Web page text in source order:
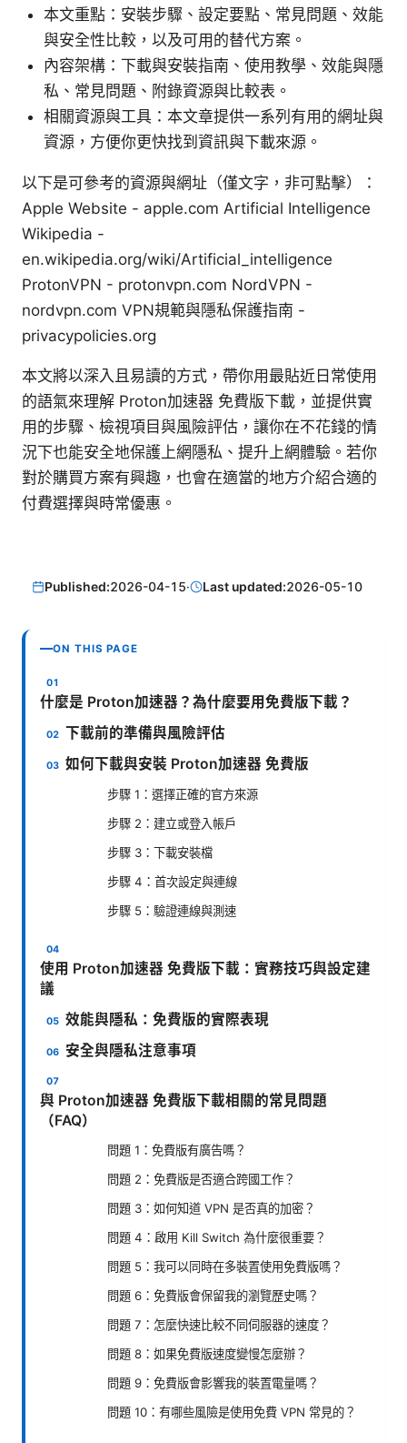
本文重點：安裝步驟、設定要點、常見問題、效能
與安全性比較，以及可用的替代方案。
內容架構：下載與安裝指南、使用教學、效能與隱
私、常見問題、附錄資源與比較表。
相關資源與工具：本文章提供一系列有用的網址與
資源，方便你更快找到資訊與下載來源。
以下是可參考的資源與網址（僅文字，非可點擊）：
Apple Website - apple.com Artificial Intelligence
Wikipedia -
en.wikipedia.org/wiki/Artificial_intelligence
ProtonVPN - protonvpn.com NordVPN -
nordvpn.com VPN規範與隱私保護指南 -
privacypolicies.org
本文將以深入且易讀的方式，帶你用最貼近日常使用
的語氣來理解 Proton加速器 免費版下載，並提供實
用的步驟、檢視項目與風險評估，讓你在不花錢的情
況下也能安全地保護上網隱私、提升上網體驗。若你
對於購買方案有興趣，也會在適當的地方介紹合適的
付費選擇與時常優惠。
Published:2026-04-15· Last updated:2026-05-10
ON THIS PAGE
什麼是 Proton加速器？為什麼要用免費版下載？
下載前的準備與風險評估
如何下載與安裝 Proton加速器 免費版
步驟 1：選擇正確的官方來源
步驟 2：建立或登入帳戶
步驟 3：下載安裝檔
步驟 4：首次設定與連線
步驟 5：驗證連線與測速
使用 Proton加速器 免費版下載：實務技巧與設定建
議
效能與隱私：免費版的實際表現
安全與隱私注意事項
與 Proton加速器 免費版下載相關的常見問題
（FAQ）
問題 1：免費版有廣告嗎？
問題 2：免費版是否適合跨國工作？
問題 3：如何知道 VPN 是否真的加密？
問題 4：啟用 Kill Switch 為什麼很重要？
問題 5：我可以同時在多裝置使用免費版嗎？
問題 6：免費版會保留我的瀏覽歷史嗎？
問題 7：怎麼快速比較不同伺服器的速度？
問題 8：如果免費版速度變慢怎麼辦？
問題 9：免費版會影響我的裝置電量嗎？
問題 10：有哪些風險是使用免費 VPN 常見的？